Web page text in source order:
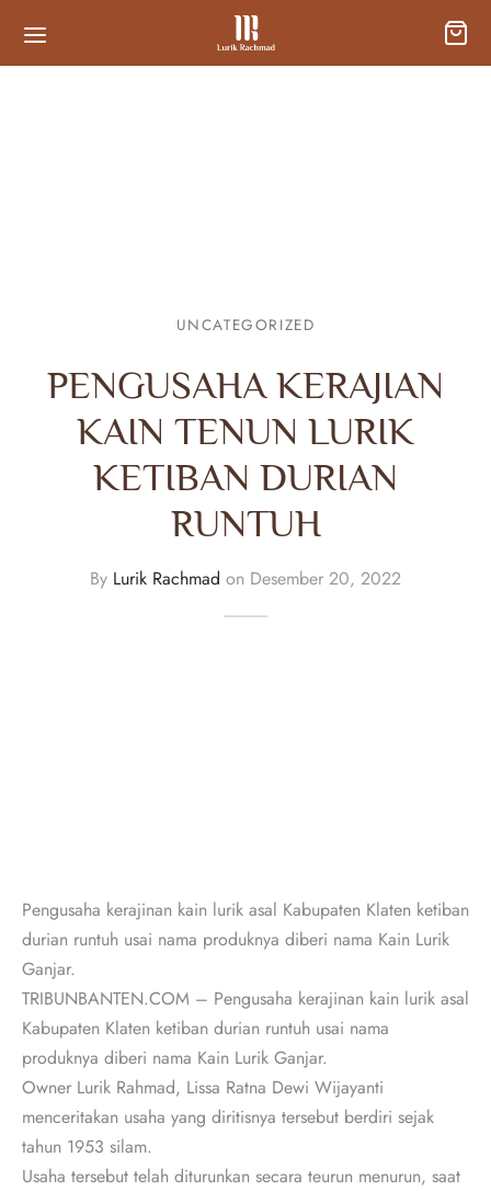
UNCATEGORIZED
PENGUSAHA KERAJIAN
KAIN TENUN LURIK
KETIBAN DURIAN
RUNTUH
By Lurik Rachmad on Desember 20, 2022
Pengusaha kerajinan kain lurik asal Kabupaten Klaten ketiban
durian runtuh usai nama produknya diberi nama Kain Lurik
Ganjar.
TRIBUNBANTEN.COM – Pengusaha kerajinan kain lurik asal
Kabupaten Klaten ketiban durian runtuh usai nama
produknya diberi nama Kain Lurik Ganjar.
Owner Lurik Rahmad, Lissa Ratna Dewi Wijayanti
menceritakan usaha yang diritisnya tersebut berdiri sejak
tahun 1953 silam.
Usaha tersebut telah diturunkan secara teurun menurun, saat